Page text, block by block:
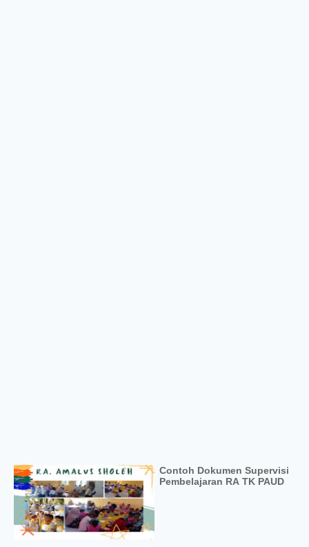
Contoh Dokumen Supervisi
Pembelajaran RA TK PAUD